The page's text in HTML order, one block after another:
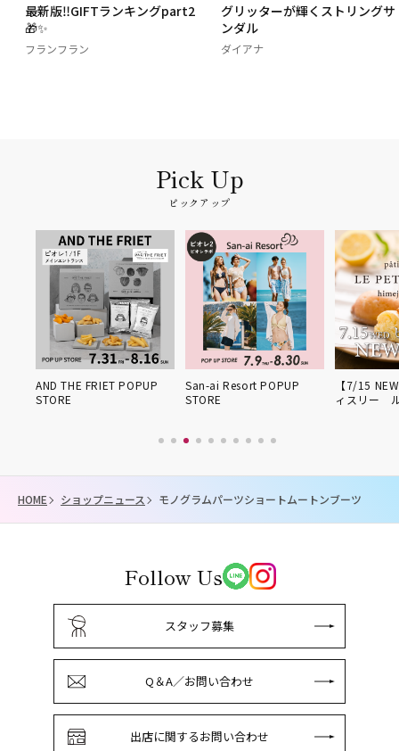
最新版‼️GIFTランキングpart2
🎁✨
フランフラン
グリッターが輝くストリングサ
ンダル
ダイアナ
ピックアップ
AND THE FRIET POPUP
STORE
San-ai Resort POPUP
STORE
【7/15
ィスリー
HOME ショップニュース モノグラムパーツショートムートンブーツ
Follow Us
スタッフ募集
Q＆A／お問い合わせ
出店に関するお問い合わせ